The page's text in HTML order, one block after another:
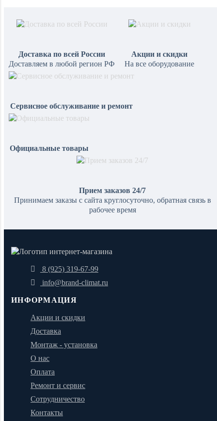
Доставка по всей России
Доставляем в любой регион РФ
Акции и скидки
На все оборудование
Сервисное обслуживание и ремонт
Официальные товары
Прием заказов 24/7
Принимаем заказы с сайта круглосуточно, обратная связь в
рабочее время
8 (925) 319-67-99
info@brand-climat.ru
ИНФОРМАЦИЯ
Акции и скидки
Доставка
Монтаж - установка
О нас
Оплата
Ремонт и сервис
Сотрудничество
Контакты